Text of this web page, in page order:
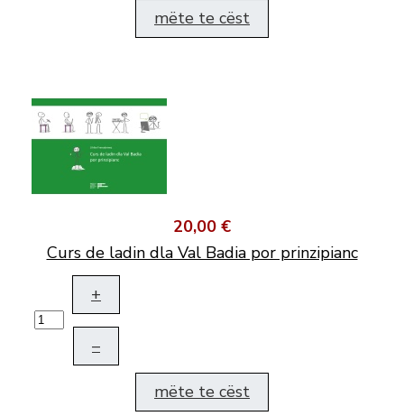
mëte te cëst
20,00 €
Curs de ladin dla Val Badia por prinzipianc
+
–
mëte te cëst